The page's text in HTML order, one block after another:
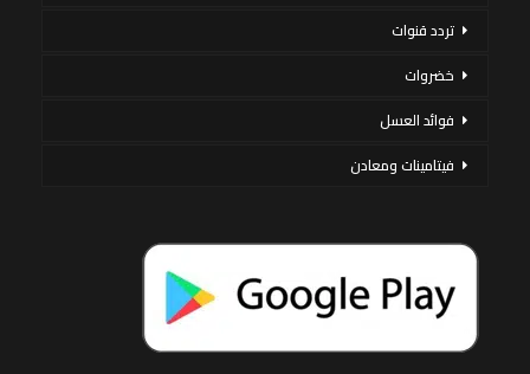
تردد قنوات
خضروات
فوائد العسل
فيتامينات ومعادن